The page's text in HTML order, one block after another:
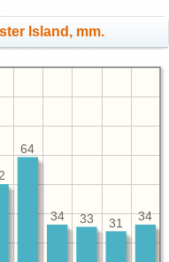
Island, mm.
34
31
33
34
64